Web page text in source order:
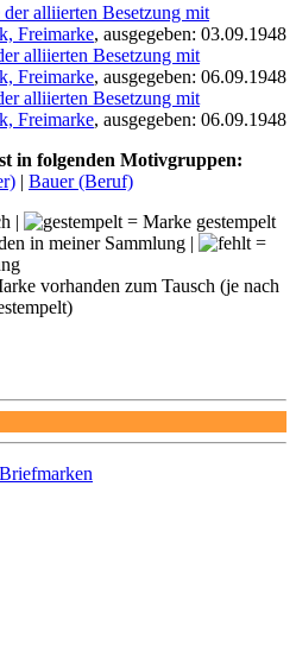
der alliierten Besetzung mit
Freimarke, ausgegeben: 03.09.1948
alliierten Besetzung mit
Freimarke, ausgegeben: 06.09.1948
alliierten Besetzung mit
Freimarke, ausgegeben: 06.09.1948
in folgenden Motivgruppen:
| Bauer (Beruf)
|
= Marke gestempelt
in meiner Sammlung |
=
vorhanden zum Tausch (je nach